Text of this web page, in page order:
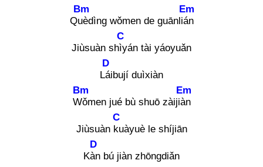
Què
Bm
dìng wǒmen de guānlián
Em
Jiùsuàn shìy
C
án tài yáoyuǎn
Lái
D
bují duìxiàn
Wǒ
Bm
men jué bù shuō zàijiàn
Em
Jiùsuàn ku
C
àyuè le shíjiān
Kàn
D
bú jiàn zhōngdiǎn